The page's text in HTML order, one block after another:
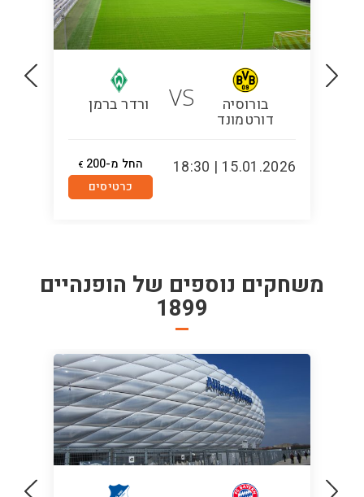
בורוסיה
דורטמונד
VS ורדר ברמן
15.01.2026 | 18:30 החל מ-200 €
כרטיסים
משחקים נוספים של הופנהיים
1899